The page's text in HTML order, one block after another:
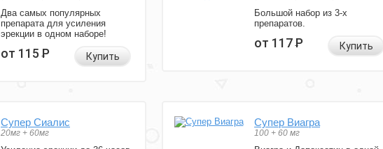
Два самых популярных
препарата для усиления
эрекции в одном наборе!
от 115Р Купить
Большой набор из 3-х
препаратов.
от 117Р Купить
Супер Сиалис
20мг + 60мг
Супер Виагра
100 + 60 мг